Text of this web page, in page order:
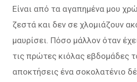
Είναι από τα αγαπημένα μου
ζεστά και δεν σε χλομιάζουν
μαυρίσει. Πόσο μάλλον όταν
τις πρώτες κιόλας εβδομάδες
αποκτήσεις ένα σοκολατένιο